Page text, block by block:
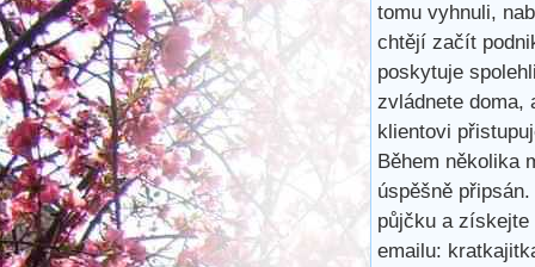
tomu vyhnuli,
chtějí začít
poskytuje
zvládnete doma,
klientovi
Během několika
úspěšně
půjčku a získejte
emailu: